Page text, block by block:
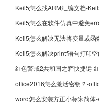
Keil5怎么找ARM汇编文档-
红色警戒2共和国之辉快捷键-
office2016怎么激活密钥？-
word怎么安装方正小标宋简